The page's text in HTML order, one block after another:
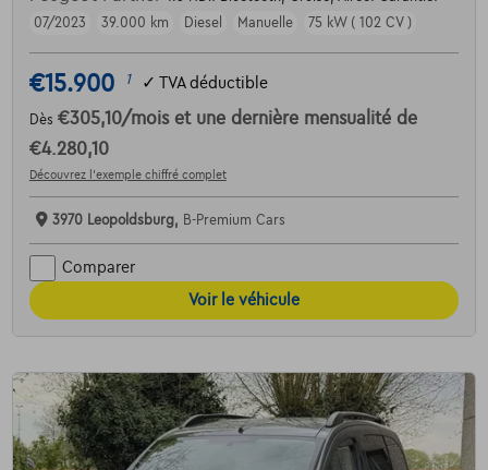
07/2023
39.000 km Diesel Manuelle 75 kW ( 102 CV )
€15.900 1 ✓ TVA déductible
Dès €305,10/mois et une dernière mensualité de
€4.280,10
Découvrez l’exemple chiffré complet
3970 Leopoldsburg, B-Premium Cars
Comparer
Voir le véhicule